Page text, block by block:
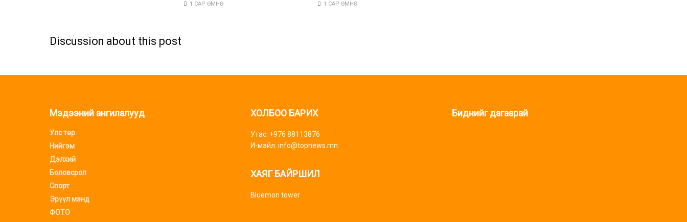
1 САР ӨМНӨ 1 САР ӨМНӨ
Discussion about this post
Мэдээний ангилалууд
Улс төр
Нийгэм
Дэлхий
Боловсрол
Спорт
Эрүүл мэнд
ФОТО
ХОЛБОО БАРИХ
Утас: +976 88113876
И-мэйл: info@topnews.mn
ХАЯГ БАЙРШИЛ
Bluemon tower
Биднийг дагаарай